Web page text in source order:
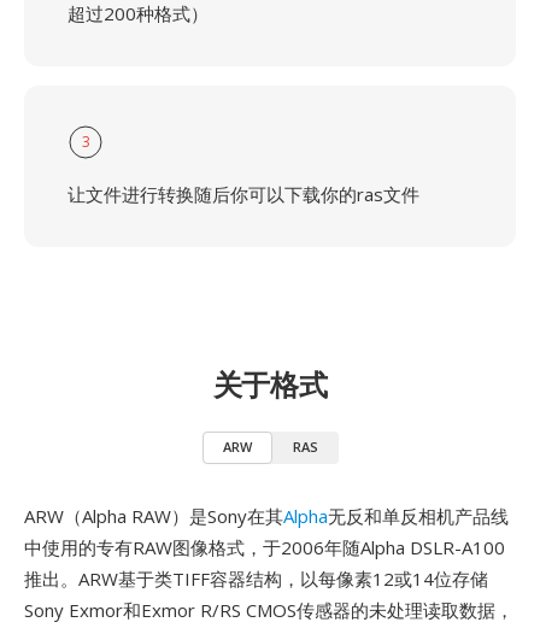
超过200种格式）
3
让文件进行转换随后你可以下载你的ras文件
关于格式
ARW RAS
ARW（Alpha RAW）是Sony在其Alpha无反和单反相机产品线
中使用的专有RAW图像格式，于2006年随Alpha DSLR-A100
推出。ARW基于类TIFF容器结构，以每像素12或14位存储
Sony Exmor和Exmor R/RS CMOS传感器的未处理读取数据，